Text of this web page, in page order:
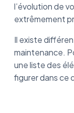
l’évolution de
extrêmement
Il existe
maintenance.
une liste des
figurer dans ce